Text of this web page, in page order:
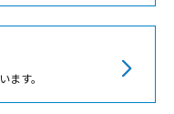
ます。